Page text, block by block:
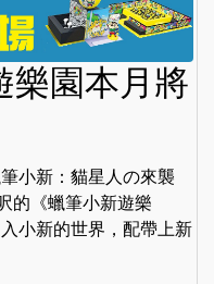
樂園本月將
小新：貓星人の來襲
的《蠟筆小新遊樂
小新的世界，配帶上新